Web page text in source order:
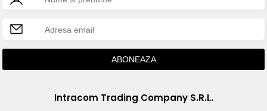
Intracom Trading Company S.R.L.